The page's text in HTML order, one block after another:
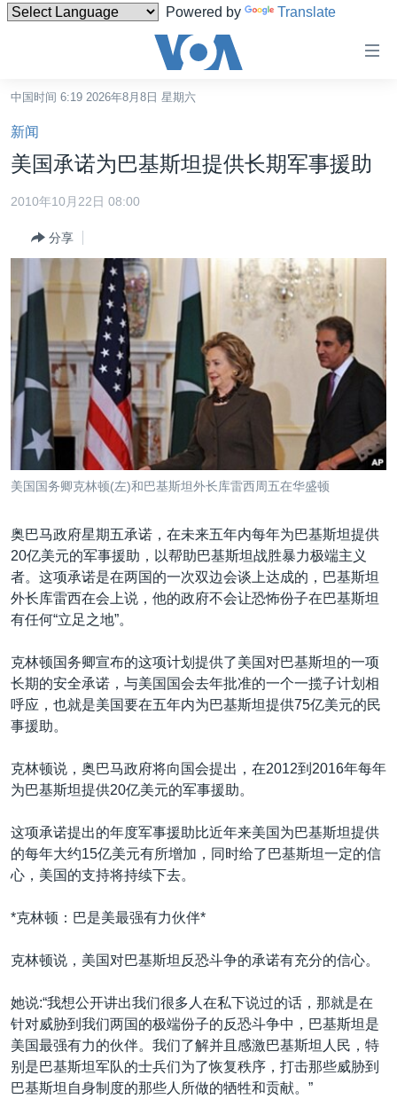
Powered by Translate
碍
链
接
跳
转
容
导
转
到
索
港澳
最新国际新闻
印太
中东
欧洲
非洲
美洲
分类新闻
经济·金融·贸易
人权·法律·宗教
科教·文娱·体健
军事
劳工
美中关系
热点专题
白宫要闻
国会报道
美中关系
埃博拉疫情
美国之音专访
重要讲话与声明
台海两岸关系
南中国海争端
关注西藏
关注新疆
VOA视频
VOA今日焦点
中文广播
中国时间 6:19 2026年8月8日 星期六
新闻
美国承诺为巴基斯坦提供长期军事援助
2010年10月22日 08:00
分享
美国国务卿克林顿(左)和巴基斯坦外长库雷西周五在华盛顿
奥巴马政府星期五承诺，在未来五年内每年为巴基斯坦提供
20亿美元的军事援助，以帮助巴基斯坦战胜暴力极端主义
者。这项承诺是在两国的一次双边会谈上达成的，巴基斯坦
外长库雷西在会上说，他的政府不会让恐怖份子在巴基斯坦
有任何“立足之地”。
克林顿国务卿宣布的这项计划提供了美国对巴基斯坦的一项
长期的安全承诺，与美国国会去年批准的一个一揽子计划相
呼应，也就是美国要在五年内为巴基斯坦提供75亿美元的民
事援助。
克林顿说，奥巴马政府将向国会提出，在2012到2016年每年
为巴基斯坦提供20亿美元的军事援助。
这项承诺提出的年度军事援助比近年来美国为巴基斯坦提供
的每年大约15亿美元有所增加，同时给了巴基斯坦一定的信
心，美国的支持将持续下去。
*克林顿：巴是美最强有力伙伴*
克林顿说，美国对巴基斯坦反恐斗争的承诺有充分的信心。
她说:“我想公开讲出我们很多人在私下说过的话，那就是在
针对威胁到我们两国的极端份子的反恐斗争中，巴基斯坦是
美国最强有力的伙伴。我们了解并且感激巴基斯坦人民，特
别是巴基斯坦军队的士兵们为了恢复秩序，打击那些威胁到
巴基斯坦自身制度的那些人所做的牺牲和贡献。”